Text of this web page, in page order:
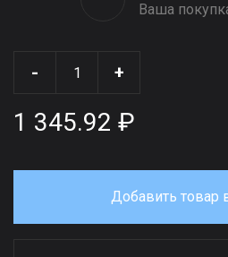
Ваша
- +
1 345.92 ₽
Добавить товар